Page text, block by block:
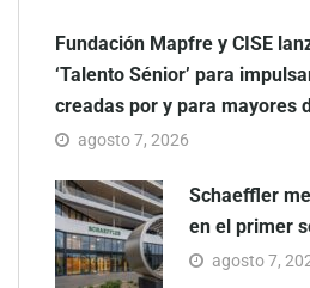
Fundación Mapfre y CISE
‘Talento Sénior’ para
creadas por y para mayores
agosto 7, 2026
Schaeffler
en el primer
agosto 7,